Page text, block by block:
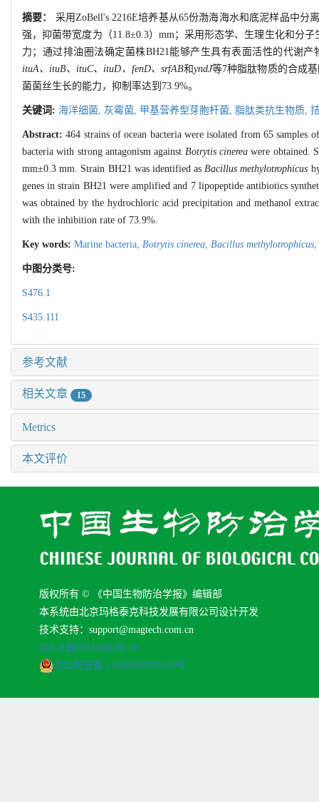
摘要： 采用ZoBell's 2216E培养基从65份渤海海水和底泥样品中
强，抑菌带宽度为（11.8±0.3）mm；采用形态学、生理生化和分
力；通过排油圈法确定菌株BH21能够产生具有表面活性的代谢
ituA、ituB、ituC、ituD、fenD、srfAB和yndJ等7种脂肽物质的合成
菌菌丝生长的能力，抑制率达到73.9%。
关键词: 海洋细菌, 灰霉菌, 甲基营养型芽胞杆菌, 脂肽类抗生物质,
Abstract:464 strains of ocean bacteria were isolated from 65
bacteria with strong antagonism against Botrytis cinereawere obtained.
mm±0.3 mm. Strain BH21 was identified asBacillus methylotrophicus
genes in strain BH21 were amplified and 7 lipopeptide antibiotics
was obtained by the hydrochloric acid precipitation and methanol
with the inhibition rate of 73.9%.
Key words: Marine bacteria, Botrytis cinerea, Bacillus methylotrophicus,
中图分类号:
S476.1
S435.111
参考文献
相关文章 15
Metrics
本文评价
版权所有 © 《中国生物防治学报》编辑部
本系统由北京玛格泰克科技发展有限公司设计开发
技术支持：support@magtech.com.cn
京ICP备05034986号-10
京公网安备 11010802035152号